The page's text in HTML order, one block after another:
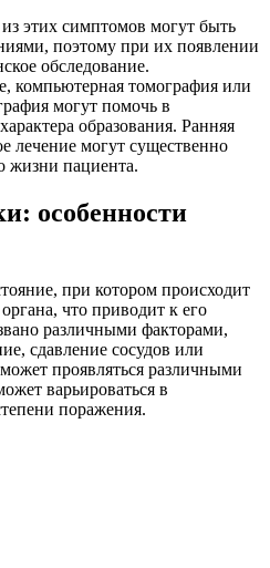
этих симптомов могут быть
поэтому при их появлении
обследование.
компьютерная томография или
могут помочь в
образования. Ранняя
лечение могут существенно
жизни пациента.
особенности
при котором происходит
что приводит к его
различными факторами,
сдавление сосудов или
проявляться различными
варьироваться в
поражения.